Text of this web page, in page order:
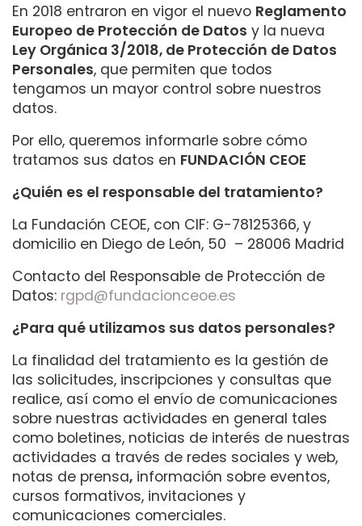
En 2018 entraron en vigor el nuevo Reglamento
Europeo de Protección de Datos y la nueva
Ley Orgánica 3/2018, de Protección de Datos
Personales, que permiten que todos
tengamos un mayor control sobre nuestros
datos.
Por ello, queremos informarle sobre cómo
tratamos sus datos en FUNDACIÓN CEOE
¿Quién es el responsable del tratamiento?
La Fundación CEOE, con CIF: G-78125366, y
domicilio en Diego de León, 50 – 28006 Madrid
Contacto del Responsable de Protección de
Datos: rgpd@fundacionceoe.es
¿Para qué utilizamos sus datos personales?
La finalidad del tratamiento es la gestión de
las solicitudes, inscripciones y consultas que
realice, así como el envío de comunicaciones
sobre nuestras actividades en general tales
como boletines, noticias de interés de nuestras
actividades a través de redes sociales y web,
notas de prensa, información sobre eventos,
cursos formativos, invitaciones y
comunicaciones comerciales.